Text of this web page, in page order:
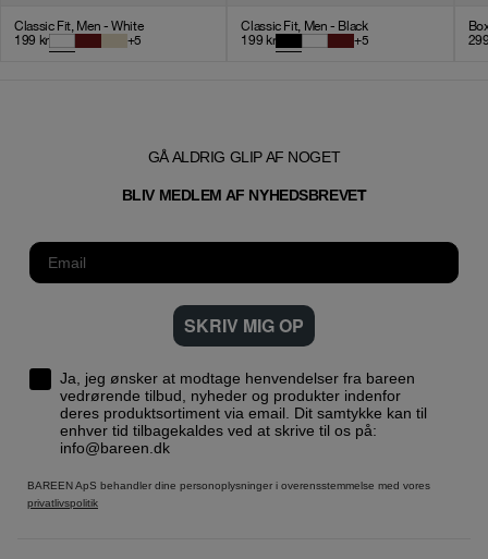
Classic Fit, Men - White
199 kr +5
Classic Fit, Men - Black
199 kr +5
GÅ ALDRIG GLIP AF NOGET
BLIV MEDLEM AF NYHEDSBREVET
SKRIV MIG OP
Ja, jeg ønsker at modtage henvendelser fra bareen
vedrørende tilbud, nyheder og produkter indenfor
deres produktsortiment via email. Dit samtykke kan til
enhver tid tilbagekaldes ved at skrive til os på:
info@bareen.dk
BAREEN ApS behandler dine personoplysninger i overensstemmelse med vores
privatlivspolitik